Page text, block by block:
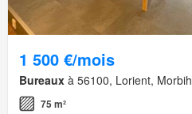
1 500 €/mois
Bureaux à 56100, Lorient,
75 m²